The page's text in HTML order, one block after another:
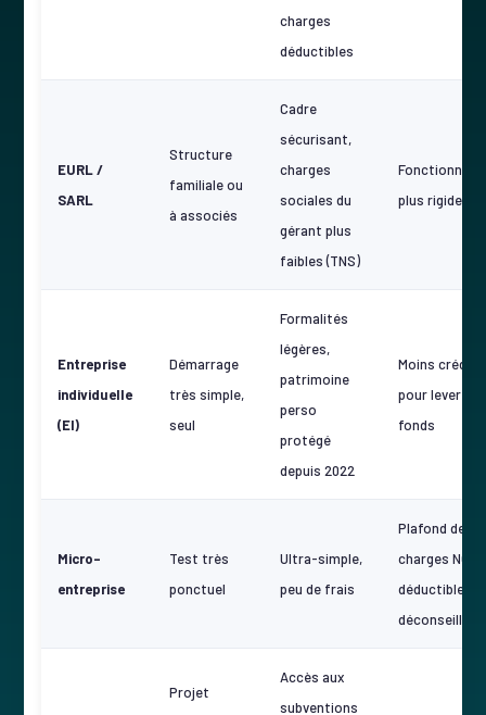
charges
déductibles
EURL /
SARL
Structure
familiale ou
à associés
Cadre
sécurisant,
charges
sociales du
gérant plus
faibles (TNS)
plus rigide
Entreprise
individuelle
(EI)
Démarrage
très simple,
seul
Formalités
légères,
patrimoine
perso
protégé
depuis 2022
Moins
pour lever
fonds
Micro-
entreprise
Test très
ponctuel
Ultra-simple,
peu de frais
Plafond de
charges NON
déductibles :
déconseillée
Projet
Accès aux
subventions